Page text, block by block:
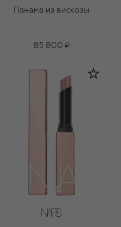
Панама из вискозы
85 800 ₽